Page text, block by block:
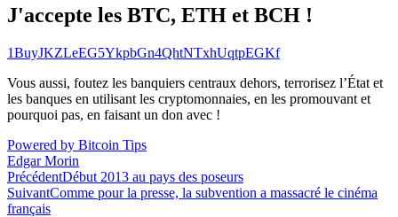
J'accepte les BTC, ETH et BCH !
1BuyJKZLeEG5YkpbGn4QhtNTxhUqtpEGKf
Vous aussi, foutez les banquiers centraux dehors, terrorisez l’État et
les banques en utilisant les cryptomonnaies, en les promouvant et
pourquoi pas, en faisant un don avec !
Powered by Bitcoin Tips
Edgar Morin
Navigation
de
PrécédentDébut 2013 au pays des poseurs
SuivantComme pour la presse, la subvention a massacré le cinéma
français